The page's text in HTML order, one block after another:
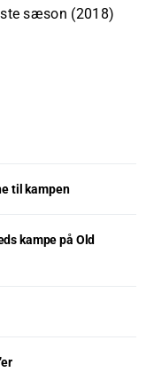
sæson (2018)
til kampen
kampe på Old